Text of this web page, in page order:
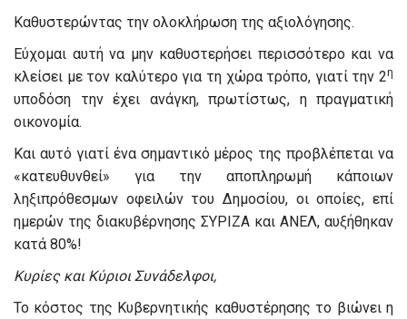
Καθυστερώντας την ολοκλήρωση της αξιολόγησης.
Εύχομαι αυτή να μην καθυστερήσει περισσότερο και να
κλείσει με τον καλύτερο για τη χώρα τρόπο, γιατί την 2η
υποδόση την έχει ανάγκη, πρωτίστως, η πραγματική
οικονομία.
Και αυτό γιατί ένα σημαντικό μέρος της προβλέπεται να
«κατευθυνθεί» για την αποπληρωμή κάποιων
ληξιπρόθεσμων οφειλών του Δημοσίου, οι οποίες, επί
ημερών της διακυβέρνησης ΣΥΡΙΖΑ και ΑΝΕΛ, αυξήθηκαν
κατά 80%!
Κυρίες και Κύριοι Συνάδελφοι,
Το κόστος της Κυβερνητικής καθυστέρησης το βιώνει η